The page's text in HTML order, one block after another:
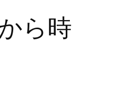
ら時